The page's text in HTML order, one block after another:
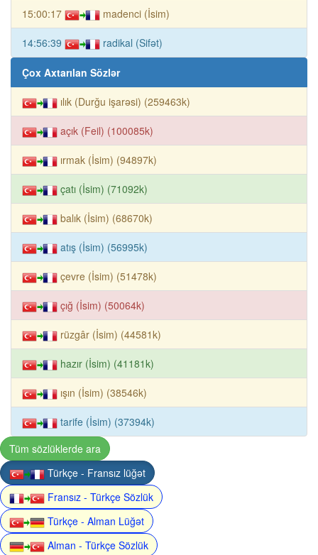
15:00:17 madenci (İsim)
14:56:39 radikal (Sifət)
Çox Axtarılan Sözlər
ılık (Durğu işarəsi) (259463k)
açık (Feil) (100085k)
ırmak (İsim) (94897k)
çatı (İsim) (71092k)
balık (İsim) (68670k)
atış (İsim) (56995k)
çevre (İsim) (51478k)
çığ (İsim) (50064k)
rüzgâr (İsim) (44581k)
hazır (İsim) (41181k)
ışın (İsim) (38546k)
tarife (İsim) (37394k)
Tüm sözlüklerde ara
Türkçe - Fransız lüğət
Fransız - Türkçe Sözlük
Türkçe - Alman Lüğət
Alman - Türkçe Sözlük